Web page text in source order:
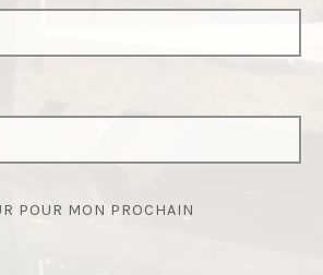
POUR MON PROCHAIN